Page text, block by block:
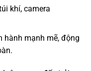
khí, camera
hành mạnh mẽ, động